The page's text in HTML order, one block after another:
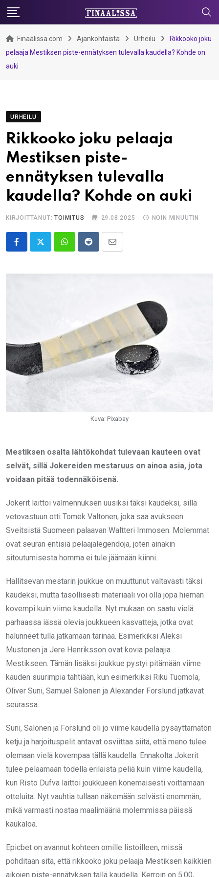
Skip
content
Finaalissa.com Ajankohtaista Urheilu
Rikkooko joku
pelaaja Mestiksen piste-ennätyksen tulevalla kaudella? Kohde on
auki
URHEILU
Rikkooko joku pelaaja
Mestiksen piste-
ennätyksen tulevalla
kaudella? Kohde on auki
KIRJOITTANUT:TOIMITUS 29.08.2025 NOIN MINUUTIN
WhatsappRedditShare
Kuva: Pixabay
Mestiksen osalta lähtökohdat tulevaan kauteen ovat
selvät, sillä Jokereiden mestaruus on ainoa asia, jota
voidaan pitää todennäköisenä.
Jokerit laittoi valmennuksen uusiksi täksi kaudeksi, sillä
vetovastuun otti Tomek Valtonen, joka saa avukseen
Sveitsistä Suomeen palaavan Waltteri Immosen. Molemmat
ovat seuran entisiä pelaajalegendoja, joten ainakin
sitoutumisesta homma ei tule jäämään kiinni.
Hallitsevan mestarin joukkue on muuttunut valtavasti täksi
kaudeksi, mutta tasollisesti materiaali voi olla jopa hieman
kovempi kuin viime kaudella. Nyt mukaan on saatu vielä
parhaassa iässä olevia joukkueen kasvatteja, jotka ovat
halunneet tulla jatkamaan tarinaa. Esimerkiksi Aleksi
Mustonen ja Jere Henriksson ovat kovia pelaajia
Mestikseen. Tämän lisäksi joukkue pystyi pitämään viime
kauden suurimpia tähtiään, kun esimerkiksi Riku Tuomola,
Oliver Suni, Samuel Salonen ja Alexander Forslund jatkavat
seurassa.
Suni, Salonen ja Forslund oli jo viime kaudella pysäyttämätön
ketju ja harjoituspelit antavat osviittaa siitä, että meno tulee
olemaan vielä kovempaa tällä kaudella. Ennakolta Jokerit
tulee pelaamaan todella erilaista peliä kuin viime kaudella,
kun Risto Dufva laittoi joukkueen konemaisesti voittamaan
otteluita. Nyt vauhtia tullaan näkemään selvästi enemmän,
mikä varmasti nostaa maalimääriä molemmissa päissä
kaukaloa.
Epicbet on avannut kohteen omille listoilleen, missä
pohditaan sitä, että rikkooko joku pelaaja Mestiksen kaikkien
aikojen piste-ennätyksen tällä kaudella. Kerroin on 5.00,